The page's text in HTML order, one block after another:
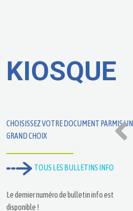
KIOSQUE
CHOISISSEZ VOTRE DOCUMENT PARMIS UN
GRAND CHOIX
TOUS LES BULLETINS INFO
Le dernier numéro de bulletin info est
disponible !